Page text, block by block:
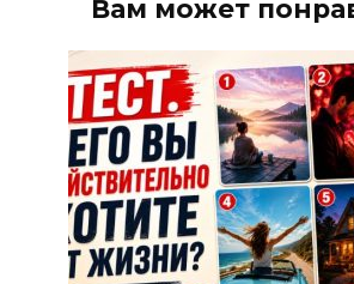
Вам может